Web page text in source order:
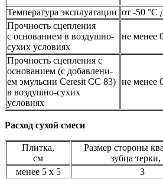
Температура эксплуатации от -50 °C
Прочность сцепления
с основанием в воздушно-
сухих условиях
не менее
Прочность сцепления с
основанием (с добавлени-
ем эмульсии Ceresit CC 83)
в воздушно-сухих
условиях
не менее
Расход сухой смеси
Плитка,
см
Размер стороны
зубца
менее 5 х 5
3